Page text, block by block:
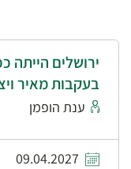
ירושלים הייתה
בעקבות מאיר
ענת הופמן
09.04.2027